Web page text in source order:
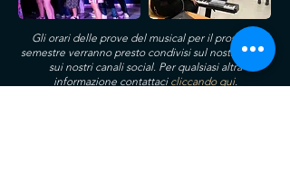
Gli orari delle prove del musical per il prossimo
semestre verranno presto condivisi sul nostro sito e
sui nostri canali social. Per qualsiasi altra
informazione contattaci cliccando qui.